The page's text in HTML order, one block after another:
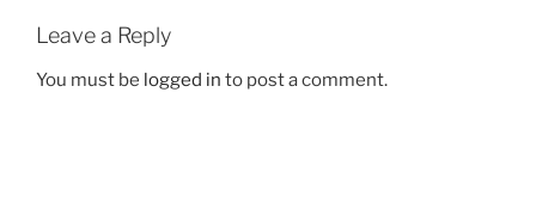
Leave a Reply
You must be logged in to post a comment.